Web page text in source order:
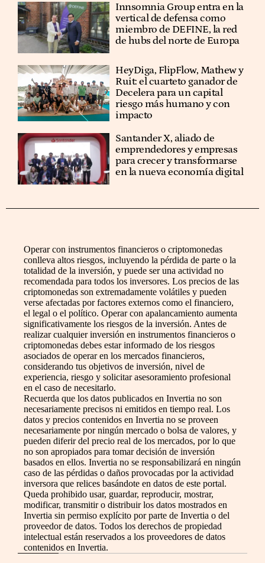
Innsomnia Group entra en la
vertical de defensa como
miembro de DEFINE, la red
de hubs del norte de Europa
HeyDiga, FlipFlow, Mathew y
Ruit: el cuarteto ganador de
Decelera para un capital
riesgo más humano y con
impacto
Santander X, aliado de
emprendedores y empresas
para crecer y transformarse
en la nueva economía digital
Operar con instrumentos financieros o criptomonedas
conlleva altos riesgos, incluyendo la pérdida de parte o la
totalidad de la inversión, y puede ser una actividad no
recomendada para todos los inversores. Los precios de las
criptomonedas son extremadamente volátiles y pueden
verse afectadas por factores externos como el financiero,
el legal o el político. Operar con apalancamiento aumenta
significativamente los riesgos de la inversión. Antes de
realizar cualquier inversión en instrumentos financieros o
criptomonedas debes estar informado de los riesgos
asociados de operar en los mercados financieros,
considerando tus objetivos de inversión, nivel de
experiencia, riesgo y solicitar asesoramiento profesional
en el caso de necesitarlo.
Recuerda que los datos publicados en Invertia no son
necesariamente precisos ni emitidos en tiempo real. Los
datos y precios contenidos en Invertia no se proveen
necesariamente por ningún mercado o bolsa de valores, y
pueden diferir del precio real de los mercados, por lo que
no son apropiados para tomar decisión de inversión
basados en ellos. Invertia no se responsabilizará en ningún
caso de las pérdidas o daños provocadas por la actividad
inversora que relices basándote en datos de este portal.
Queda prohibido usar, guardar, reproducir, mostrar,
modificar, transmitir o distribuir los datos mostrados en
Invertia sin permiso explícito por parte de Invertia o del
proveedor de datos. Todos los derechos de propiedad
intelectual están reservados a los proveedores de datos
contenidos en Invertia.